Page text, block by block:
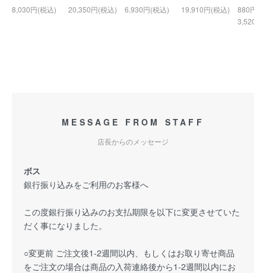
8,030円(税込) 20,350円(税込) 6,930円(税込) 19,910円(税込)
880円(
3,520円
MESSAGE FROM STAFF
店長からのメッセージ
ボス
銀行振り込みをご利用のお客様へ
この度銀行振り込みのお支払期限を以下に変更させていた
だく事になりました。
○変更前 ご注文後1-2週間以内、もしくはお取り寄せ商品
をご注文の場合は商品の入荷連絡後から1-2週間以内にお